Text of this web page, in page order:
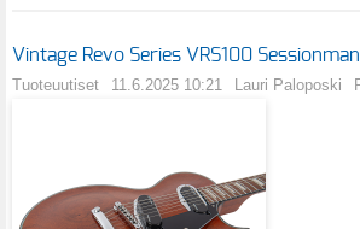
Vintage Revo Series VRS100 Sessionman
Tuoteuutiset 11.6.2025 10:21 Lauri Paloposki